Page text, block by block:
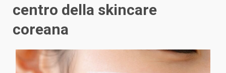
centro della skincare
coreana